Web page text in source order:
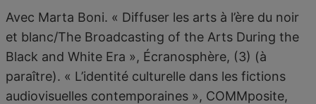
Avec Marta Boni. « Diffuser les arts à l’ère du noir
et blanc/The Broadcasting of the Arts During the
Black and White Era », Écranosphère, (3) (à
paraître). « L’identité culturelle dans les fictions
audiovisuelles contemporaines », COMMposite,